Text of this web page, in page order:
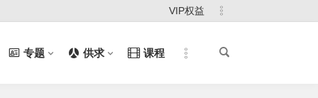
VIP权益
专题 供求 课程